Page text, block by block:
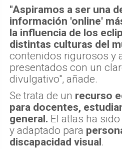
"Aspiramos a ser una
información 'online'
la influencia de los
distintas culturas del
contenidos rigurosos y
presentados con un
divulgativo", añade.
Se trata de un recurso
para docentes,
general. El atlas ha sido
y adaptado para
discapacidad visual.